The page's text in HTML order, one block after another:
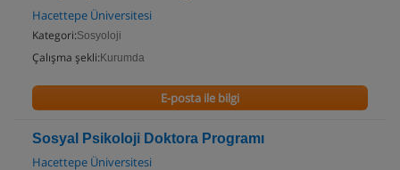
Hacettepe Üniversitesi
Kategori:Sosyoloji
Çalışma şekli: Kurumda
E-posta ile bilgi
Sosyal Psikoloji Doktora Programı
Hacettepe Üniversitesi